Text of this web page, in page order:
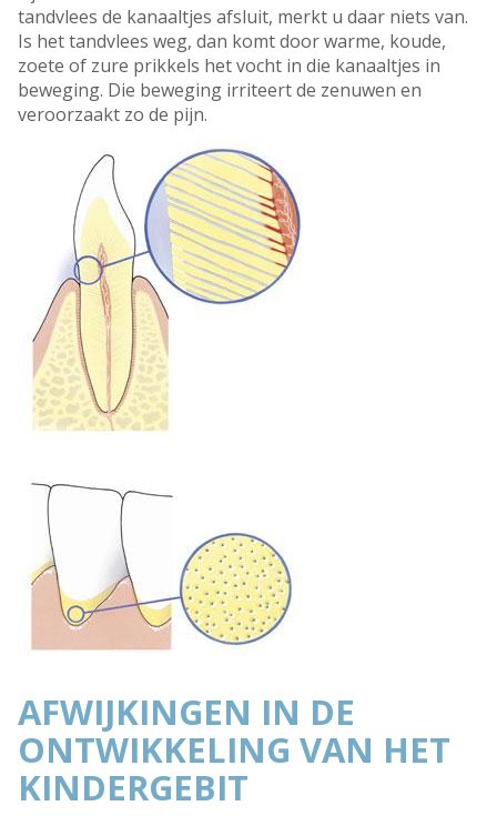
tandvlees de kanaaltjes afsluit, merkt u daar niets van.
Is het tandvlees weg, dan komt door warme, koude,
zoete of zure prikkels het vocht in die kanaaltjes in
beweging. Die beweging irriteert de zenuwen en
veroorzaakt zo de pijn.
AFWIJKINGEN IN DE
ONTWIKKELING VAN HET
KINDERGEBIT